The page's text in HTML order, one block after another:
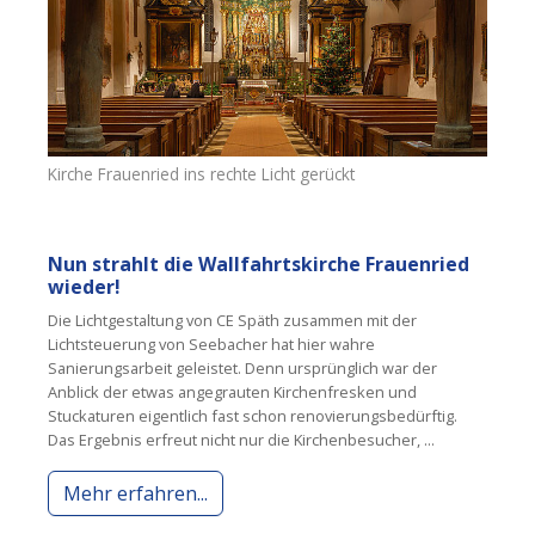
Kirche Frauenried ins rechte Licht gerückt
Nun strahlt die Wallfahrtskirche Frauenried
wieder!
Die Lichtgestaltung von CE Späth zusammen mit der
Lichtsteuerung von Seebacher hat hier wahre
Sanierungsarbeit geleistet. Denn ursprünglich war der
Anblick der etwas angegrauten Kirchenfresken und
Stuckaturen eigentlich fast schon renovierungsbedürftig.
Das Ergebnis erfreut nicht nur die Kirchenbesucher, ...
Mehr erfahren...